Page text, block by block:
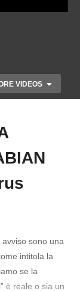
VIDEOS
avviso sono una
intitola la
se la
è reale o sia un